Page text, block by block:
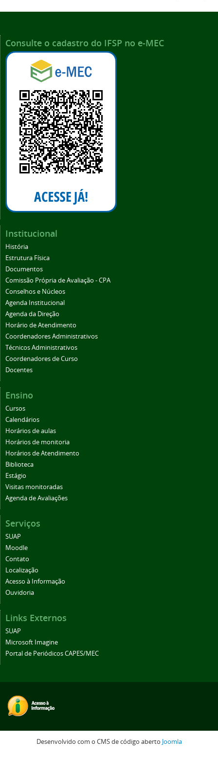
Consulte o cadastro do IFSP no e-MEC
Institucional
História
Estrutura Física
Documentos
Comissão Própria de Avaliação - CPA
Conselhos e Núcleos
Agenda Institucional
Agenda da Direção
Horário de Atendimento
Coordenadores Administrativos
Técnicos Administrativos
Coordenadores de Curso
Docentes
Ensino
Cursos
Calendários
Horários de aulas
Horários de monitoria
Horários de Atendimento
Biblioteca
Estágio
Visitas monitoradas
Agenda de Avaliações
Serviços
SUAP
Moodle
Contato
Localização
Acesso à Informação
Ouvidoria
Links Externos
SUAP
Microsoft Imagine
Portal de Periódicos CAPES/MEC
Desenvolvido com o CMS de código aberto Joomla